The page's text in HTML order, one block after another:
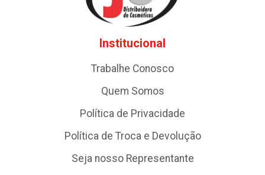
Institucional
Trabalhe Conosco
Quem Somos
Política de Privacidade
Política de Troca e Devolução
Seja nosso Representante